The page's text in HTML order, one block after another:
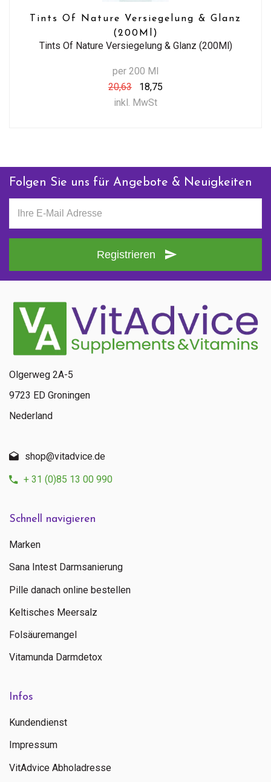
Tints Of Nature Versiegelung & Glanz
(200Ml)
Tints Of Nature Versiegelung & Glanz (200Ml)
per 200 Ml
20,63
18,75
inkl. MwSt
Folgen Sie uns für Angebote & Neuigkeiten
Registrieren
Schnell navigieren
Marken
Sana Intest Darmsanierung
Pille danach online bestellen
Keltisches Meersalz
Folsäuremangel
Vitamunda Darmdetox
Infos
Kundendienst
Impressum
VitAdvice Abholadresse
Olgerweg 2A-5
9723 ED Groningen
Nederland
shop@vitadvice.de
+ 31 (0)85 13 00 990